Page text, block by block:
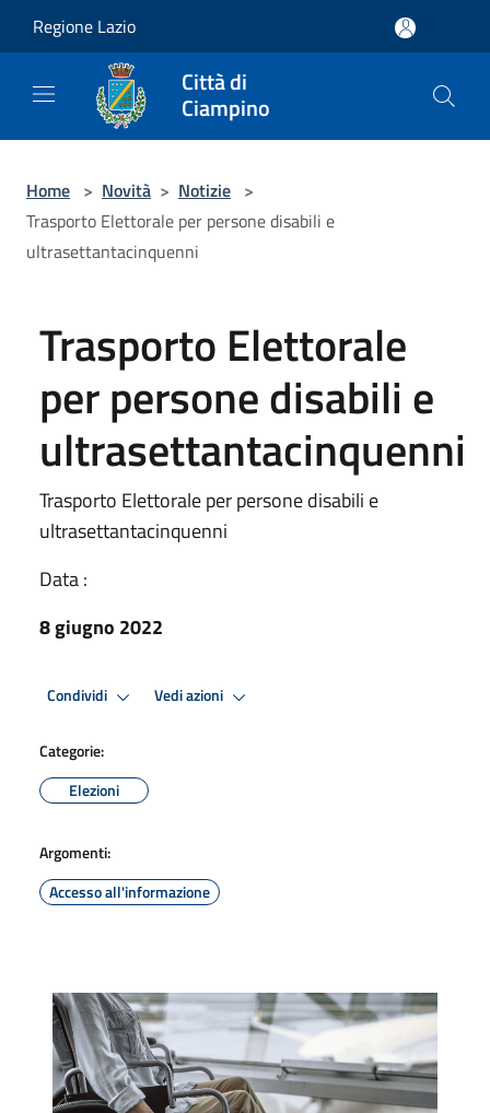
Regione Lazio
Città di
Ciampino
Home > Novità > Notizie >
Trasporto Elettorale per persone disabili e
ultrasettantacinquenni
Trasporto Elettorale
per persone disabili e
ultrasettantacinquenni
Trasporto Elettorale per persone disabili e
ultrasettantacinquenni
Data :
8 giugno 2022
Condividi Vedi azioni
Categorie:
Elezioni
Argomenti:
Accesso all'informazione